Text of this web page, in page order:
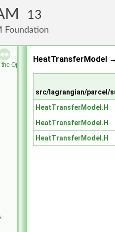
13
Foundation
OpenFOAM Foundation
HeatTransferModel
src/lagrangian/parcel/
HeatTransferModel.H
HeatTransferModel.H
HeatTransferModel.H